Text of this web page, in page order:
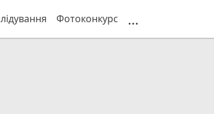
Фотоконкурс ...